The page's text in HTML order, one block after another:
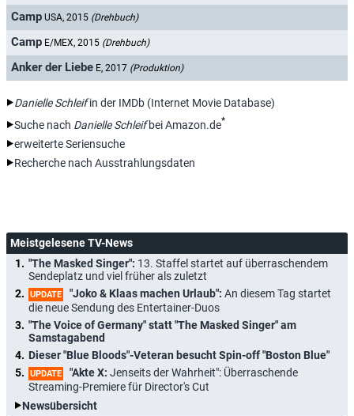
Camp USA, 2015 (Drehbuch)
Camp E/MEX, 2015 (Drehbuch)
Anker der Liebe E, 2017 (Produktion)
Danielle Schleifin der IMDb (Internet Movie Database)
Suche nach Danielle Schleifbei Amazon.de*
erweiterte Seriensuche
Recherche nach Ausstrahlungsdaten
Meistgelesene TV-News
"The Masked Singer": 13. Staffel startet auf überraschendem
Sendeplatz und viel früher als zuletzt
UPDATE "Joko & Klaas machen Urlaub": An diesem Tag startet
die neue Sendung des Entertainer-Duos
"The Voice of Germany" statt "The Masked Singer" am
Samstagabend
Dieser "Blue Bloods"-Veteran besucht Spin-off "Boston Blue"
UPDATE "Akte X: Jenseits der Wahrheit": Überraschende
Streaming-Premiere für Director's Cut
Newsübersicht